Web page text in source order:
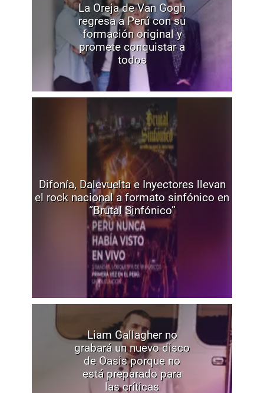
La Oreja de Van Gogh
regresa a Perú con su
formación original y
promete conquistar a
todos
Difonía, Dalevuelta e Inyectores llevan
el rock nacional a formato sinfónico en
“Brutal Sinfónico”
Liam Gallagher no
grabará un nuevo disco
de Oasis porque no
está preparado para
las críticas